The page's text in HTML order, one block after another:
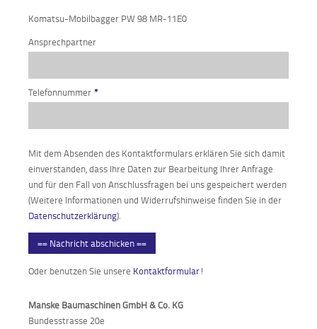
Komatsu-Mobilbagger PW 98 MR-11E0
Ansprechpartner
Telefonnummer *
Mit dem Absenden des Kontaktformulars erklären Sie sich damit
einverstanden, dass Ihre Daten zur Bearbeitung Ihrer Anfrage
und für den Fall von Anschlussfragen bei uns gespeichert werden
(Weitere Informationen und Widerrufshinweise finden Sie in der
Datenschutzerklärung).
== Nachricht abschicken ==
Oder benutzen Sie unsere Kontaktformular!
Manske Baumaschinen GmbH & Co. KG
Bundesstrasse 20e